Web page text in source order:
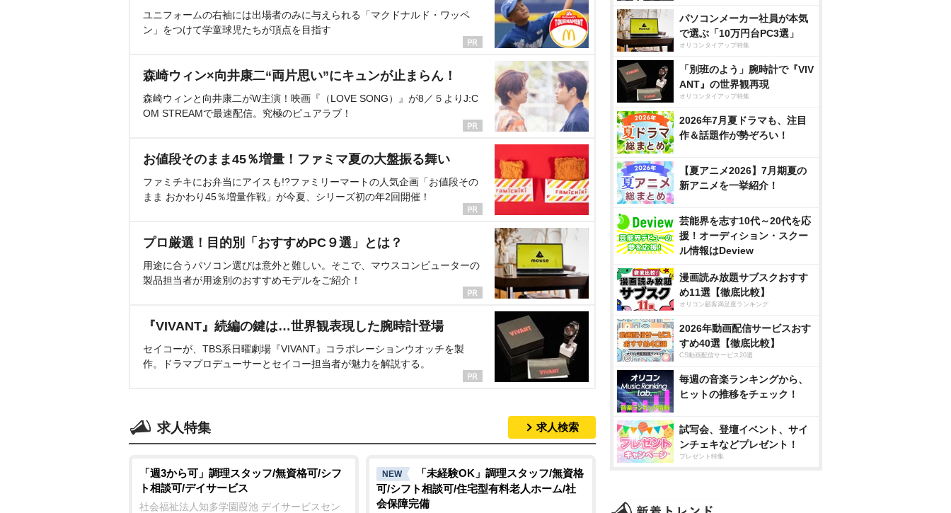
ユニフォームの右袖には出場者のみに与えられる「マクドナルド・ワッペ
ン」をつけて学童球児たちが頂点を目指す
森崎ウィン×向井康二“両片思い”にキュンが止まらん！
森崎ウィンと向井康二がW主演！映画『（LOVE SONG）』が8／５よりJ:C
OM STREAMで最速配信。究極のピュアラブ！
お値段そのまま45％増量！ファミマ夏の大盤振る舞い
ファミチキにお弁当にアイスも!?ファミリーマートの人気企画「お値段その
まま おかわり45％増量作戦」が今夏、シリーズ初の年2回開催！
プロ厳選！目的別「おすすめPC９選」とは？
用途に合うパソコン選びは意外と難しい。そこで、マウスコンピューターの
製品担当者が用途別のおすすめモデルをご紹介！
『VIVANT』続編の鍵は…世界観表現した腕時計登場
セイコーが、TBS系日曜劇場『VIVANT』コラボレーションウオッチを製
作。ドラマプロデューサーとセイコー担当者が魅力を解説する。
求人特集 求人検索
「週3から可」調理スタッフ/無資格可/シフ
ト相談可/デイサービス
社会福祉法人知多学園葭池 デイサービスセン
NEW
「未経験OK」調理スタッフ/無資格
可/シフト相談可/住宅型有料老人ホーム/社
会保障完備
パソコンメーカー社員が本気
で選ぶ「10万円台PC3選」
オリコンタイアップ特集
「別班のよう」腕時計で『VIV
ANT』の世界観再現
オリコンタイアップ特集
2026年7月夏ドラマも、注目
作＆話題作が勢ぞろい！
【夏アニメ2026】7月期夏の
新アニメを一挙紹介！
芸能界を志す10代～20代を応
援！オーディション・スクー
ル情報はDeview
漫画読み放題サブスクおすす
め11選【徹底比較】
オリコン顧客満足度ランキング
2026年動画配信サービスおす
すめ40選【徹底比較】
CS動画配信サービス20選
毎週の音楽ランキングから、
ヒットの推移をチェック！
試写会、登壇イベント、サイ
ンチェキなどプレゼント！
プレゼント特集